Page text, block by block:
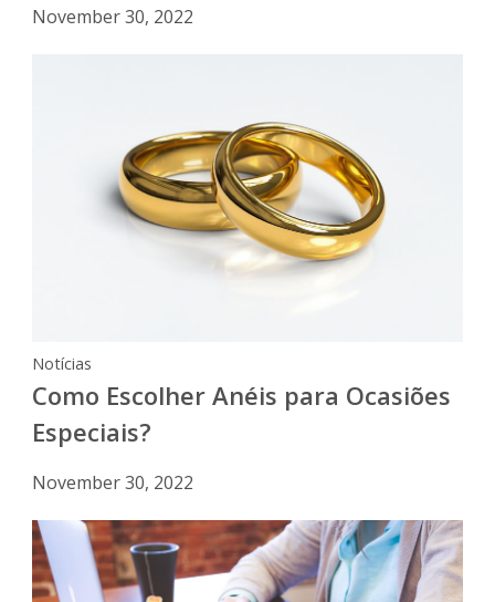
November 30, 2022
Notícias
Como Escolher Anéis para Ocasiões
Especiais?
November 30, 2022